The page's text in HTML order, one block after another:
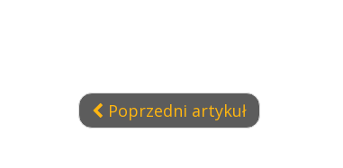
Poprzedni artykuł